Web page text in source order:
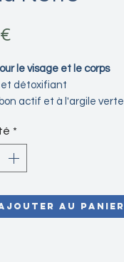
le visage et le corps
et détoxifiant
actif et à l'argile verte
plus :
*
au panier